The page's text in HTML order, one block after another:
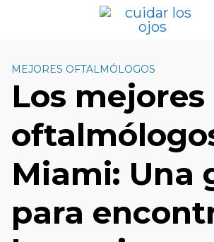
MEJORES OFTALMÓLOGOS
Los mejores
Miami: Una
para